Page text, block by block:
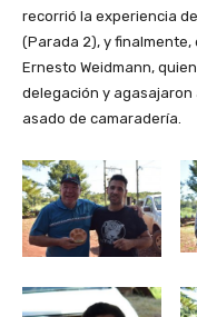
recorrió la experiencia
(Parada 2), y
Ernesto Weidmann,
delegación y
asado de camaradería.